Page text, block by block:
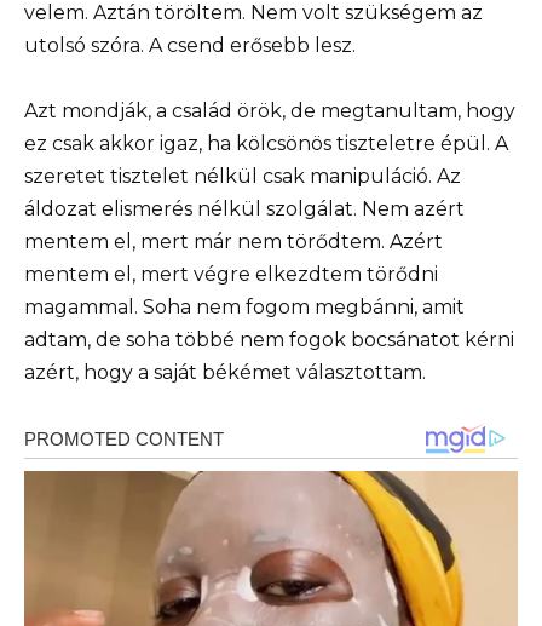
velem. Aztán töröltem. Nem volt szükségem az
utolsó szóra. A csend erősebb lesz.
Azt mondják, a család örök, de megtanultam, hogy
ez csak akkor igaz, ha kölcsönös tiszteletre épül. A
szeretet tisztelet nélkül csak manipuláció. Az
áldozat elismerés nélkül szolgálat. Nem azért
mentem el, mert már nem törődtem. Azért
mentem el, mert végre elkezdtem törődni
magammal. Soha nem fogom megbánni, amit
adtam, de soha többé nem fogok bocsánatot kérni
azért, hogy a saját békémet választottam.